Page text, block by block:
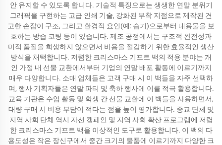
안 유지할 수 있도록 합니다. 기술적 특징으로는 생생한 연말 분위기
그래픽을 구현하는 고급 인쇄 기술, 강화된 부착 지점으로 제작된 견
고한 손잡이 구조, 그리고 환경적 요인(예: 습기)으로부터 내용물을 보
호하는 방습 코팅 등이 있습니다. 제조 공정에서는 구조적 완전성과
미적 품질을 희생하지 않으면서 비용을 절감하기 위한 효율적인 생산
방식을 채택합니다. 저렴한 크리스마스 기프트 백의 적용 분야는 개
인 가정 내 선물 교환에서부터 기업의 연말 배포 활동에 이르기까지
매우 다양합니다. 소매 업체들은 고객 구매 시 이 백들을 자주 선택하
며, 행사 기획자들은 연말 파티 및 축하 행사에 이를 적극 활용합니다.
교육 기관은 수업 활동 및 학생 간 선물 교환에 이 백들을 사용하면서,
대량 구매 시 비용 부담이 적다는 점을 높이 평가합니다. 종교 단체 및
지역 사회 단체 역시 자선 캠페인 및 지역 사회 확산 프로그램에 저렴
한 크리스마스 기프트 백을 이상적인 도구로 활용합니다. 이 백의 다
용도성은 작은 장신구에서 중간 크기의 물품에 이르기까지 다양한 크